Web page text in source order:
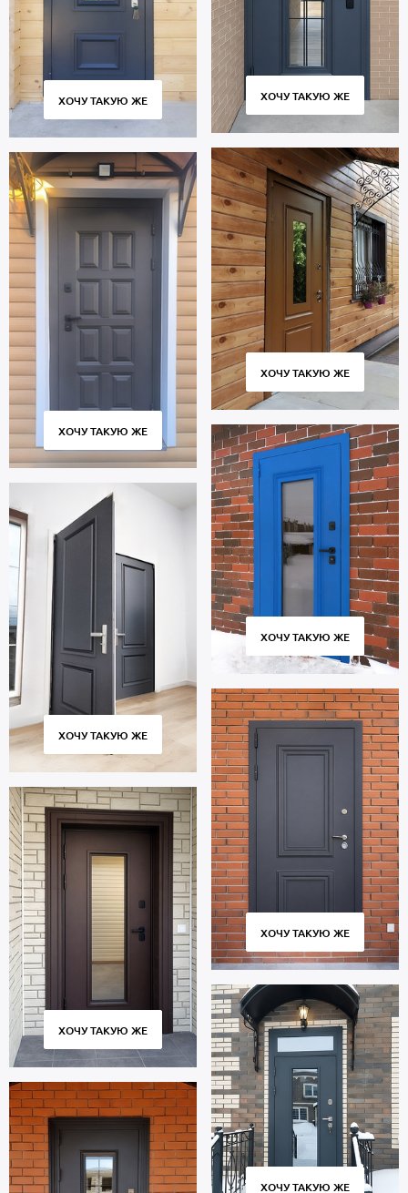
Дверь с багетным рисунком предназначена для многолетней
эксплуатации и сохраняет работоспособность множества циклов
открывания и закрывания. Современное оборудование,
постоянный контроль качества на всех этапах производства
гарантируют плотное прилегание створки к коробке без
провисания и щелей.
Цена указана за стандартный размер 2000х800 мм. Гарантия 5
лет.
Позвоните в отдел продаж или оставьте заявку на сайте, чтобы
купить дверь по индивидуальным размерам. Выезд специалиста
по замерам — бесплатно. Быстрое изготовление. Доставка во
все города и районы Москвы и области, монтаж.
ХОЧУ ТАКУЮ ЖЕ
ХОЧУ ТАКУЮ ЖЕ
ХОЧУ ТАКУЮ ЖЕ
ХОЧУ ТАКУЮ ЖЕ
ХОЧУ ТАКУЮ ЖЕ
ХОЧУ ТАКУЮ ЖЕ
ХОЧУ ТАКУЮ ЖЕ
ХОЧУ ТАКУЮ ЖЕ
ХОЧУ ТАКУЮ ЖЕ